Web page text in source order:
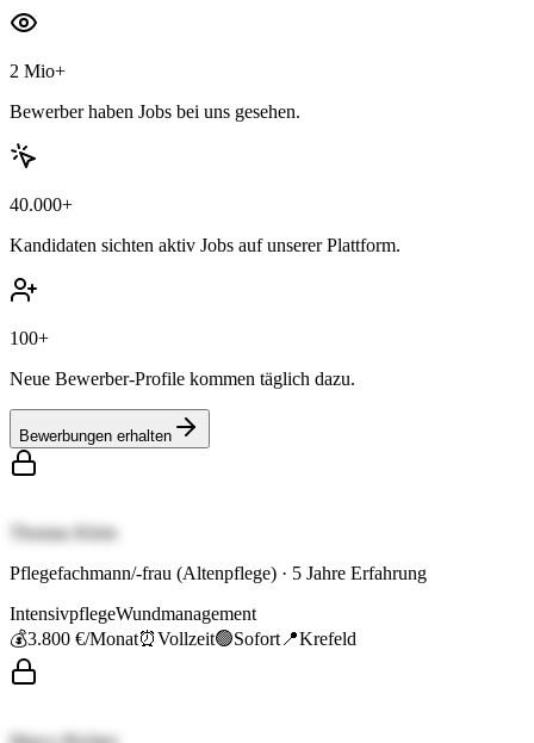
2 Mio+
Bewerber haben Jobs bei uns gesehen.
40.000+
Kandidaten sichten aktiv Jobs auf unserer Plattform.
100+
Neue Bewerber-Profile kommen täglich dazu.
Bewerbungen erhalten
Thomas Klein
Pflegefachmann/-frau (Altenpflege) · 5 Jahre Erfahrung
IntensivpflegeWundmanagement
💰3.800 €/Monat⏰Vollzeit🟢Sofort 📍Krefeld